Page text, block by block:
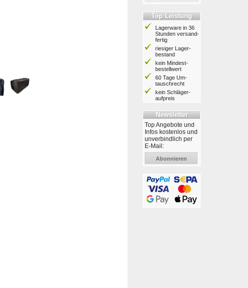
Top Leistung
Lagerware in 36
Stunden ver­sand­
fertig
riesiger Lager­
bestand
kein Mindest­
bestell­wert
60 Tage Um­
tausch­recht
kein Schläger­
aufpreis
Newsletter
Top Angebote und
Infos kostenlos und
unverbindlich per
E-Mail:
Abonnieren